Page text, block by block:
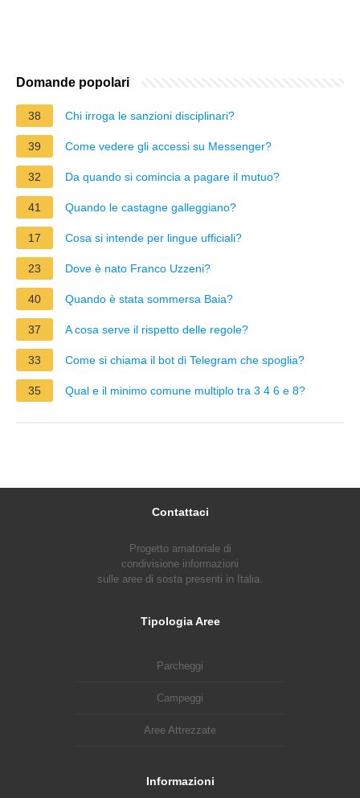
Domande popolari
38 Chi irroga le sanzioni disciplinari?
39 Come vedere gli accessi su Messenger?
32 Da quando si comincia a pagare il mutuo?
41 Quando le castagne galleggiano?
17 Cosa si intende per lingue ufficiali?
23 Dove è nato Franco Uzzeni?
40 Quando è stata sommersa Baia?
37 A cosa serve il rispetto delle regole?
33 Come si chiama il bot di Telegram che spoglia?
35 Qual e il minimo comune multiplo tra 3 4 6 e 8?
Contattaci
Progetto amatoriale di
condivisione informazioni
sulle aree di sosta presenti in Italia.
Tipologia Aree
Parcheggi
Campeggi
Aree Attrezzate
Informazioni